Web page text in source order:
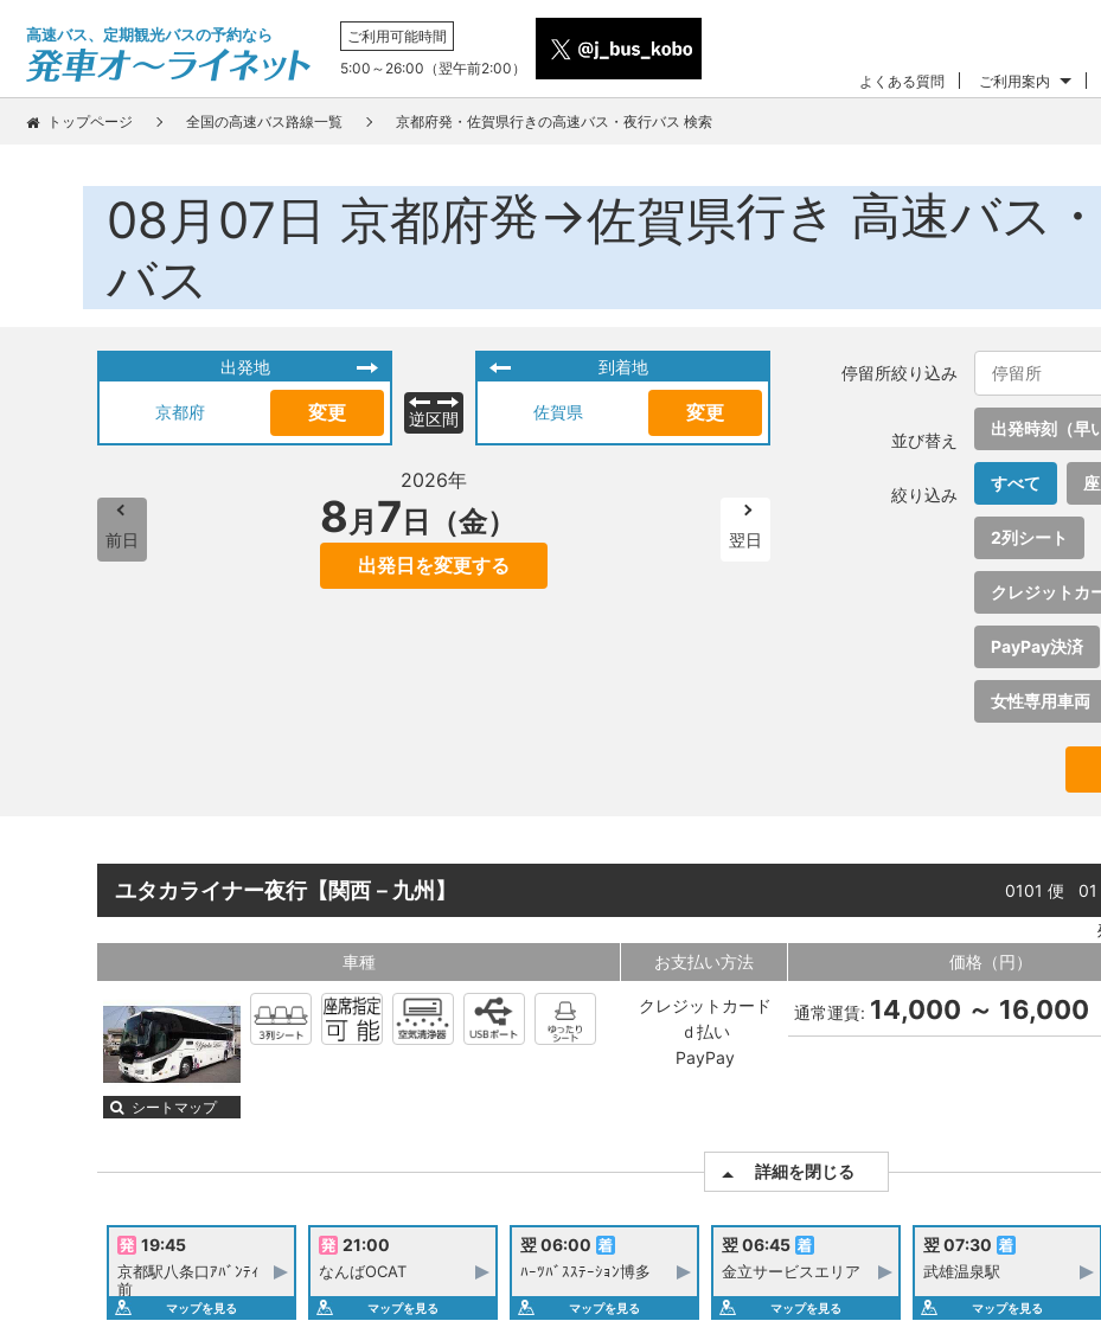
高速バス、定期観光バスの予約なら
ご利用可能時間
5:00～26:00（翌午前2:00）
よくある質問 ご利用案内
トップページ 全国の高速バス路線一覧 京都府発・佐賀県行きの高速バス・夜行バス 検索
08月07日 京都府発→佐賀県行き 高速バス
バス
出発地
京都府 変更 逆区間
到着地
佐賀県 変更
前日
2026年
8月 7 日（金）
出発日を変更する
翌日
停留所絞り込み
並び替え
出発時刻（早
絞り込み
すべて
2列シート
クレジットカ
PayPay決済
女性専用車両
ユタカライナー夜行【関西－九州】 0101 便 01
車種
シートマップ
お支払い方法
クレジットカード
ｄ払い
PayPay
価格（円）
通常運賃: 14,000 ～ 16,000
詳細を閉じる
19:45
京都駅八条口ｱﾊﾞﾝﾃｨ
前
マップを見る
21:00
なんばOCAT
マップを見る
翌 06:00
ﾊｰﾂﾊﾞｽｽﾃｰｼｮﾝ博多
マップを見る
翌 06:45
金立サービスエリア
マップを見る
翌 07:30
武雄温泉駅
マップを見る